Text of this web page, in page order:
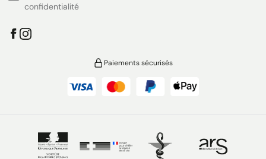
confidentialité
Paiements sécurisés